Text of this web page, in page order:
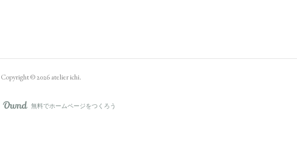
Copyright ©2026atelier ichi.
AmebaOwnd
無料でホームページをつくろう